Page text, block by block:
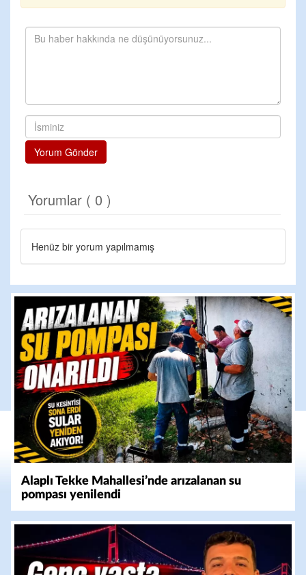
Yorum Gönder
Yorumlar ( 0 )
Henüz bir yorum yapılmamış
Alaplı Tekke Mahallesi’nde arızalanan su
pompası yenilendi